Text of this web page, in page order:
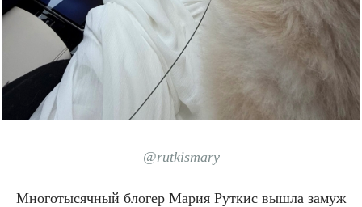
@rutkismary
Многотысячный блогер Мария Руткис вышла замуж